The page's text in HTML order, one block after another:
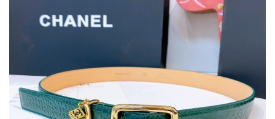
yoyocopys@gmail.com
2026人気特集
バッグ
財布
時計
服
ズボン
衣装セット
靴
住まい用品
アクセサリー
ベルト
スカーフ
アイフォーンケ
ース
小物
新作入荷！ルイ・ヴィトンスーパーコピー バッグ最新モデルが登場。